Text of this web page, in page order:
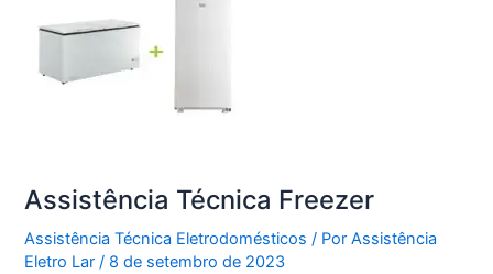
Assistência Técnica Freezer
Assistência Técnica Eletrodomésticos / PorAssistência
Eletro Lar/ 8 de setembro de 2023